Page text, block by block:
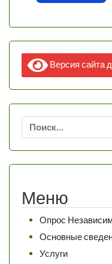
Версия сайта
Меню
Опрос
Основные
Услуги